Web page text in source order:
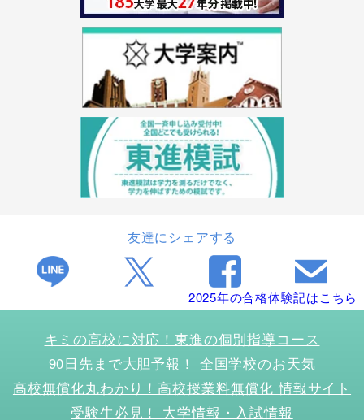
友達にシェアする
2025年の合格体験記はこちら
キミの高校に対応！東進の個別指導コース
90日先まで大胆予報！ 全国学校のお天気
高校無償化丸わかり！高校授業料無償化 情報サイト
受験生必見！ 大学情報・入試情報